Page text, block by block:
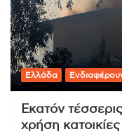
Ελλάδα
Εκατόν
χρήση